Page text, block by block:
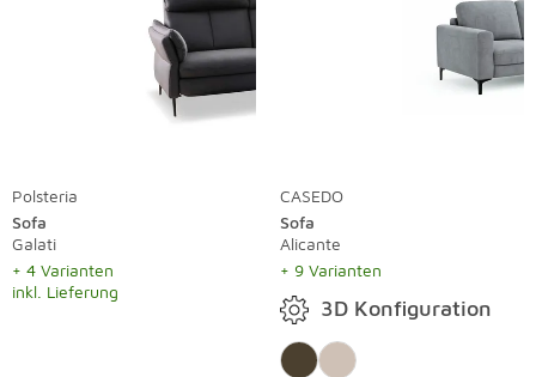
Polsteria
Sofa
Galati
+ 4 Varianten
inkl. Lieferung
CASEDO
Sofa
Alicante
+ 9 Varianten
3D Konfiguration